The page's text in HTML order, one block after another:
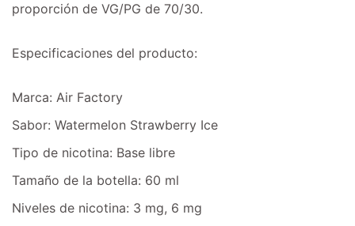
proporción de VG/PG de 70/30.
Especificaciones del producto:
Marca: Air Factory
Sabor: Watermelon Strawberry Ice
Tipo de nicotina: Base libre
Tamaño de la botella: 60 ml
Niveles de nicotina: 3 mg, 6 mg